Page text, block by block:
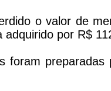
o valor de
por R$
foram preparadas